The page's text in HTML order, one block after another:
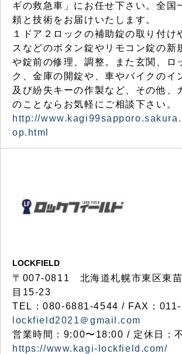
ギの救急車」にお任せ下さい。全国
頼と技術をお届けいたします。
１ドア２ロックの補助錠の取り付け
スなどのボタン錠やリモコン錠の新
や錠前の修理、調整。また玄関、ロ
ク、金庫の開錠や、車やバイクのイ
及び紛失キーの作製など、その他、
のことならお気軽にご相談下さい。
http://
op.html
LOCKFIELD
〒007-0811 北海道札幌市東区東
目15-23
TEL：080-6881-4544 / FAX：
lockfield2021＠gmail.com
営業時間：9:00〜18:00 / 定休日：
https://www.kagi-lockfield.com/